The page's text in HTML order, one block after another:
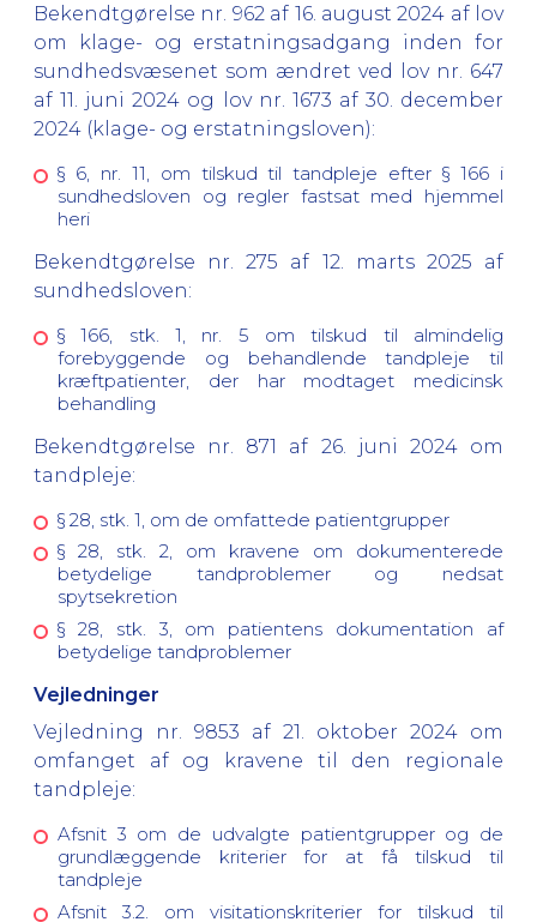
Bekendtgørelse nr. 962 af 16. august 2024 af lov
om klage- og erstatningsadgang inden for
sundhedsvæsenet som ændret ved lov nr. 647
af 11. juni 2024 og lov nr. 1673 af 30. december
2024 (klage- og erstatningsloven):
§ 6, nr. 11, om tilskud til tandpleje efter § 166 i
sundhedsloven og regler fastsat med hjemmel
heri
Bekendtgørelse nr. 275 af 12. marts 2025 af
sundhedsloven:
§ 166, stk. 1, nr. 5 om tilskud til almindelig
forebyggende og behandlende tandpleje til
kræftpatienter, der har modtaget medicinsk
behandling
Bekendtgørelse nr. 871 af 26. juni 2024 om
tandpleje:
§ 28, stk. 1, om de omfattede patientgrupper
§ 28, stk. 2, om kravene om dokumenterede
betydelige tandproblemer og nedsat
spytsekretion
§ 28, stk. 3, om patientens dokumentation af
betydelige tandproblemer
Vejledninger
Vejledning nr. 9853 af 21. oktober 2024 om
omfanget af og kravene til den regionale
tandpleje:
Afsnit 3 om de udvalgte patientgrupper og de
grundlæggende kriterier for at få tilskud til
tandpleje
Afsnit 3.2. om visitationskriterier for tilskud til